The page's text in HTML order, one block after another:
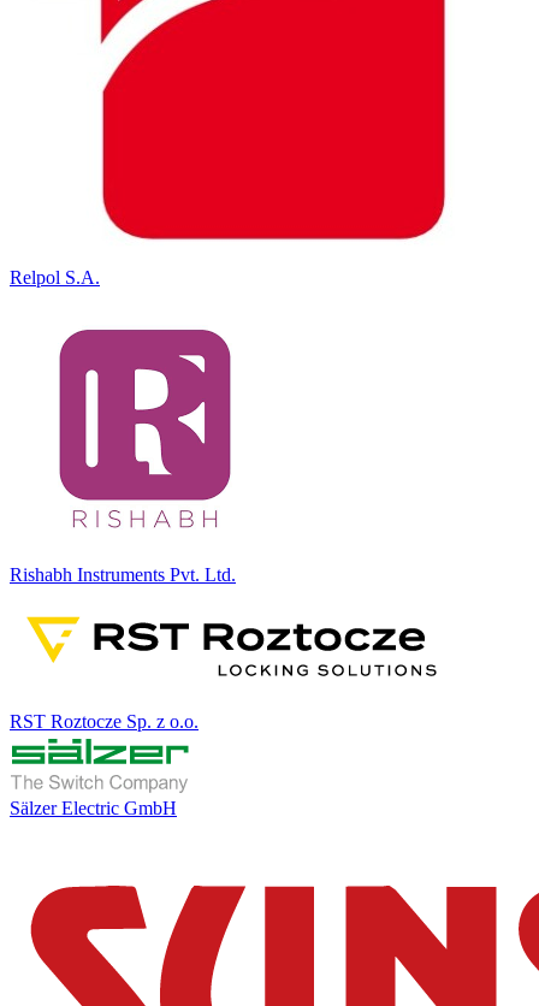
Relpol S.A.
Rishabh Instruments Pvt. Ltd.
RST Roztocze Sp. z o.o.
Sälzer Electric GmbH